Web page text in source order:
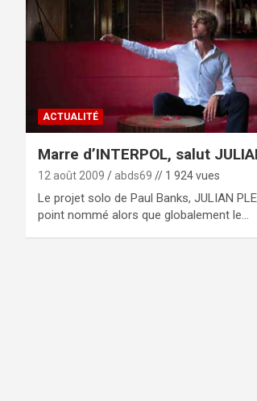
ACTUALITÉ
Marre d’INTERPOL, salut
12 août 2009 abds69 // 1 924 vues
Le projet solo de Paul Banks, JULIAN
point nommé alors que globalement le…